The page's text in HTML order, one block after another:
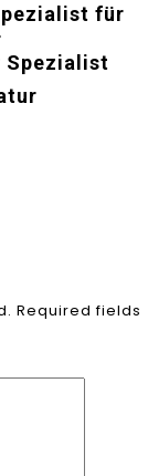
für
Spezialist
Required fields